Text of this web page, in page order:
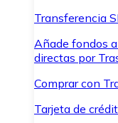
Transferencia
Añade fondos
directas por
Comprar con
Tarjeta de